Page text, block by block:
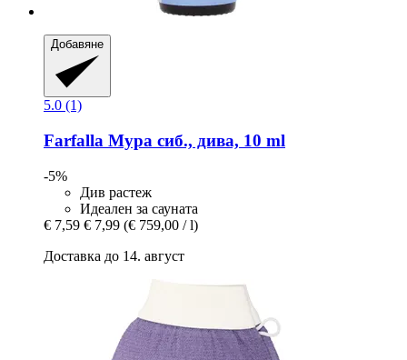
Добавяне
5.0 (1)
Farfalla Мура сиб., дива, 10 ml
-5%
Див растеж
Идеален за сауната
€ 7,59 € 7,99 (€ 759,00 / l)
Доставка до 14. август